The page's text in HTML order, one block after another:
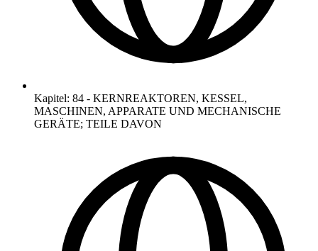
Kapitel: 84 - KERNREAKTOREN, KESSEL,
MASCHINEN, APPARATE UND MECHANISCHE
GERÄTE; TEILE DAVON